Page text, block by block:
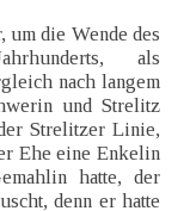
die Wende des
als
nach langem
und Strelitz
Strelitzer Linie,
Ehe eine Enkelin
hatte, der
denn er hatte